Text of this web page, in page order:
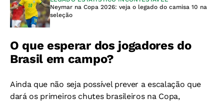
Neymar na Copa 2026: veja o legado do camisa 10 na
seleção
O que esperar dos jogadores do
Brasil em campo?
Ainda que não seja possível prever a escalação que
dará os primeiros chutes brasileiros na Copa,